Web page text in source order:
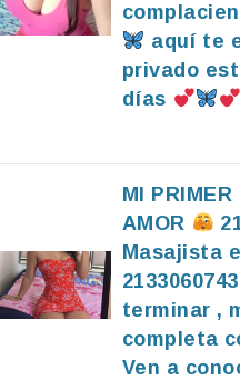
aquí te
privado
días
MI PRIMER
AMOR
Masajista
2133060743
terminar ,
completa
Ven a